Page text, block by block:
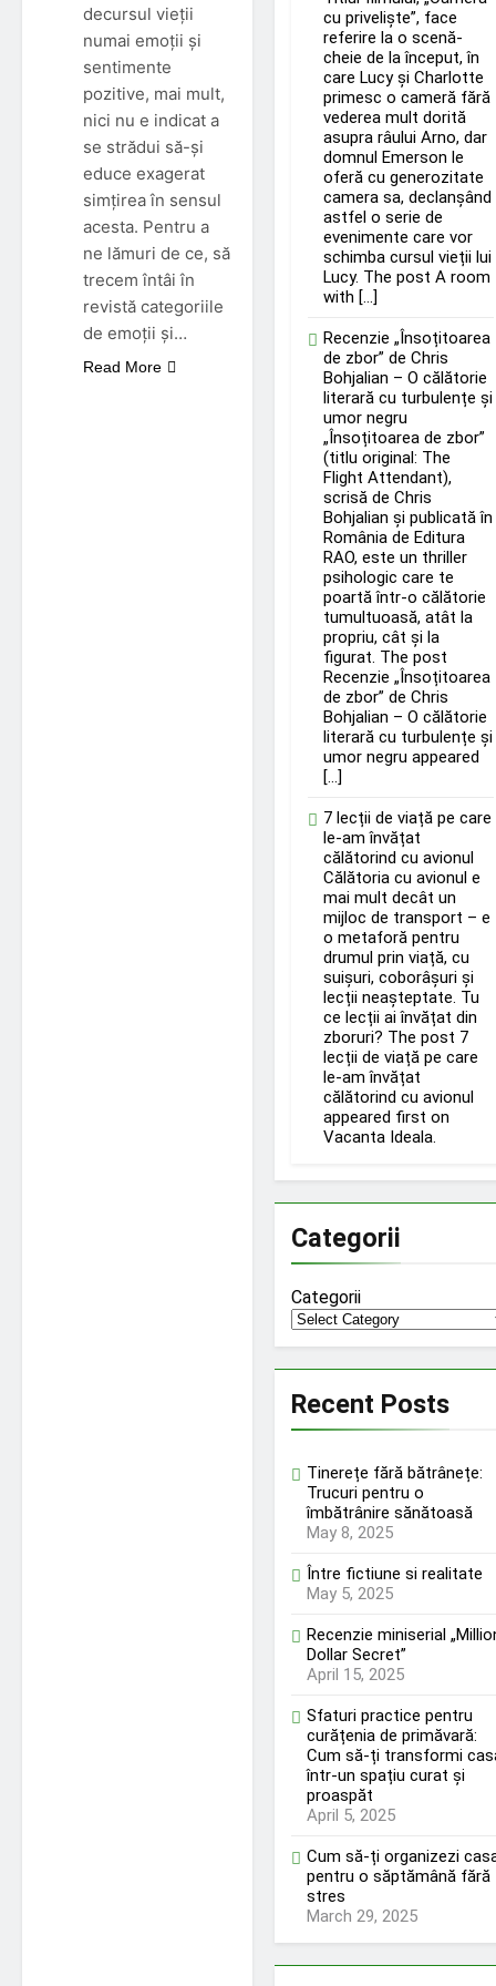
decursul vieții
numai emoții și
sentimente
pozitive, mai mult,
nici nu e indicat a
se strădui să-și
educe exagerat
simțirea în sensul
acesta. Pentru a
ne lămuri de ce, să
trecem întâi în
revistă categoriile
de emoții și…
Read More
cu priveliște”, face
referire la o scenă-
cheie de la început, în
care Lucy și Charlotte
primesc o cameră fără
vederea mult dorită
asupra râului Arno, dar
domnul Emerson le
oferă cu generozitate
camera sa, declanșând
astfel o serie de
evenimente care vor
schimba cursul vieții lui
Lucy. The post A room
with […]
Recenzie „Însoțitoarea
de zbor” de Chris
Bohjalian – O călătorie
literară cu turbulențe și
umor negru
„Însoțitoarea de zbor”
(titlu original: The
Flight Attendant),
scrisă de Chris
Bohjalian și publicată în
România de Editura
RAO, este un thriller
psihologic care te
poartă într-o călătorie
tumultuoasă, atât la
propriu, cât și la
figurat. The post
Recenzie „Însoțitoarea
de zbor” de Chris
Bohjalian – O călătorie
literară cu turbulențe și
umor negru appeared
[…]
7 lecții de viață pe care
le-am învățat
călătorind cu avionul
Călătoria cu avionul e
mai mult decât un
mijloc de transport – e
o metaforă pentru
drumul prin viață, cu
suișuri, coborâșuri și
lecții neașteptate. Tu
ce lecții ai învățat din
zboruri? The post 7
lecții de viață pe care
le-am învățat
călătorind cu avionul
appeared first on
Vacanta Ideala.
Categorii
Categorii
Recent Posts
Tinerețe fără bătrânețe:
Trucuri pentru o
îmbătrânire sănătoasă
May 8, 2025
Între fictiune si realitate
May 5, 2025
Recenzie miniserial
Dollar Secret”
April 15, 2025
Sfaturi practice pentru
curățenia de primăvară:
Cum să-ți transformi
într-un spațiu curat și
proaspăt
April 5, 2025
Cum să-ți organizezi
pentru o săptămână fără
stres
March 29, 2025